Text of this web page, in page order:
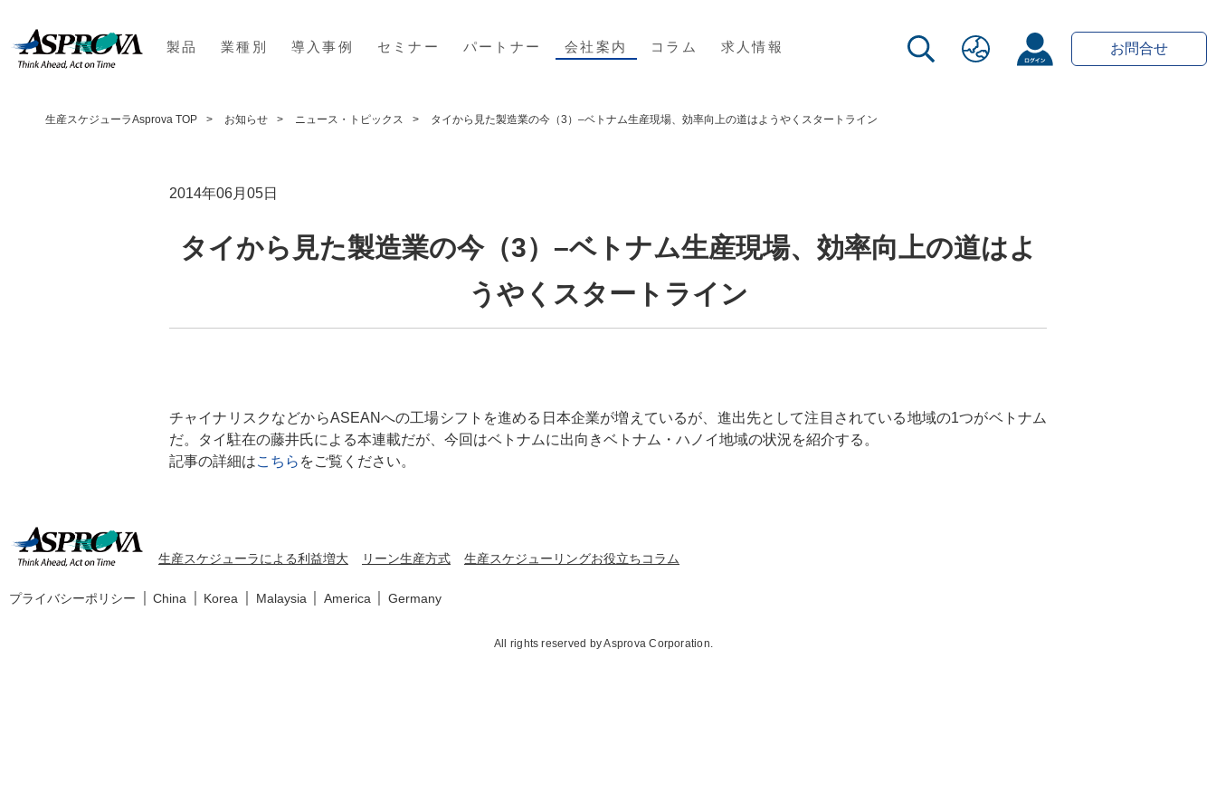
製品 業種別 導入事例 セミナー パートナー 会社案内 コラム 求人情報 お問合せ
生産スケジューラAsprova TOP お知らせ ニュース・トピックス タイから見た製造業の今（3）–ベトナム生産現場、効率向上の道はようやくスタートライン
2014年06月05日
タイから見た製造業の今（3）–ベトナム生産現場、効率向上の道はよ
うやくスタートライン
チャイナリスクなどからASEANへの工場シフトを進める日本企業が増えているが、進出先として注目されている地域の1つがベトナム
だ。タイ駐在の藤井氏による本連載だが、今回はベトナムに出向きベトナム・ハノイ地域の状況を紹介する。
記事の詳細はこちら をご覧ください。
生産スケジューラによる利益増大 リーン生産方式 生産スケジューリングお役立ちコラム
プライバシーポリシー China Korea Malaysia America Germany
All rights reserved by Asprova Corporation.